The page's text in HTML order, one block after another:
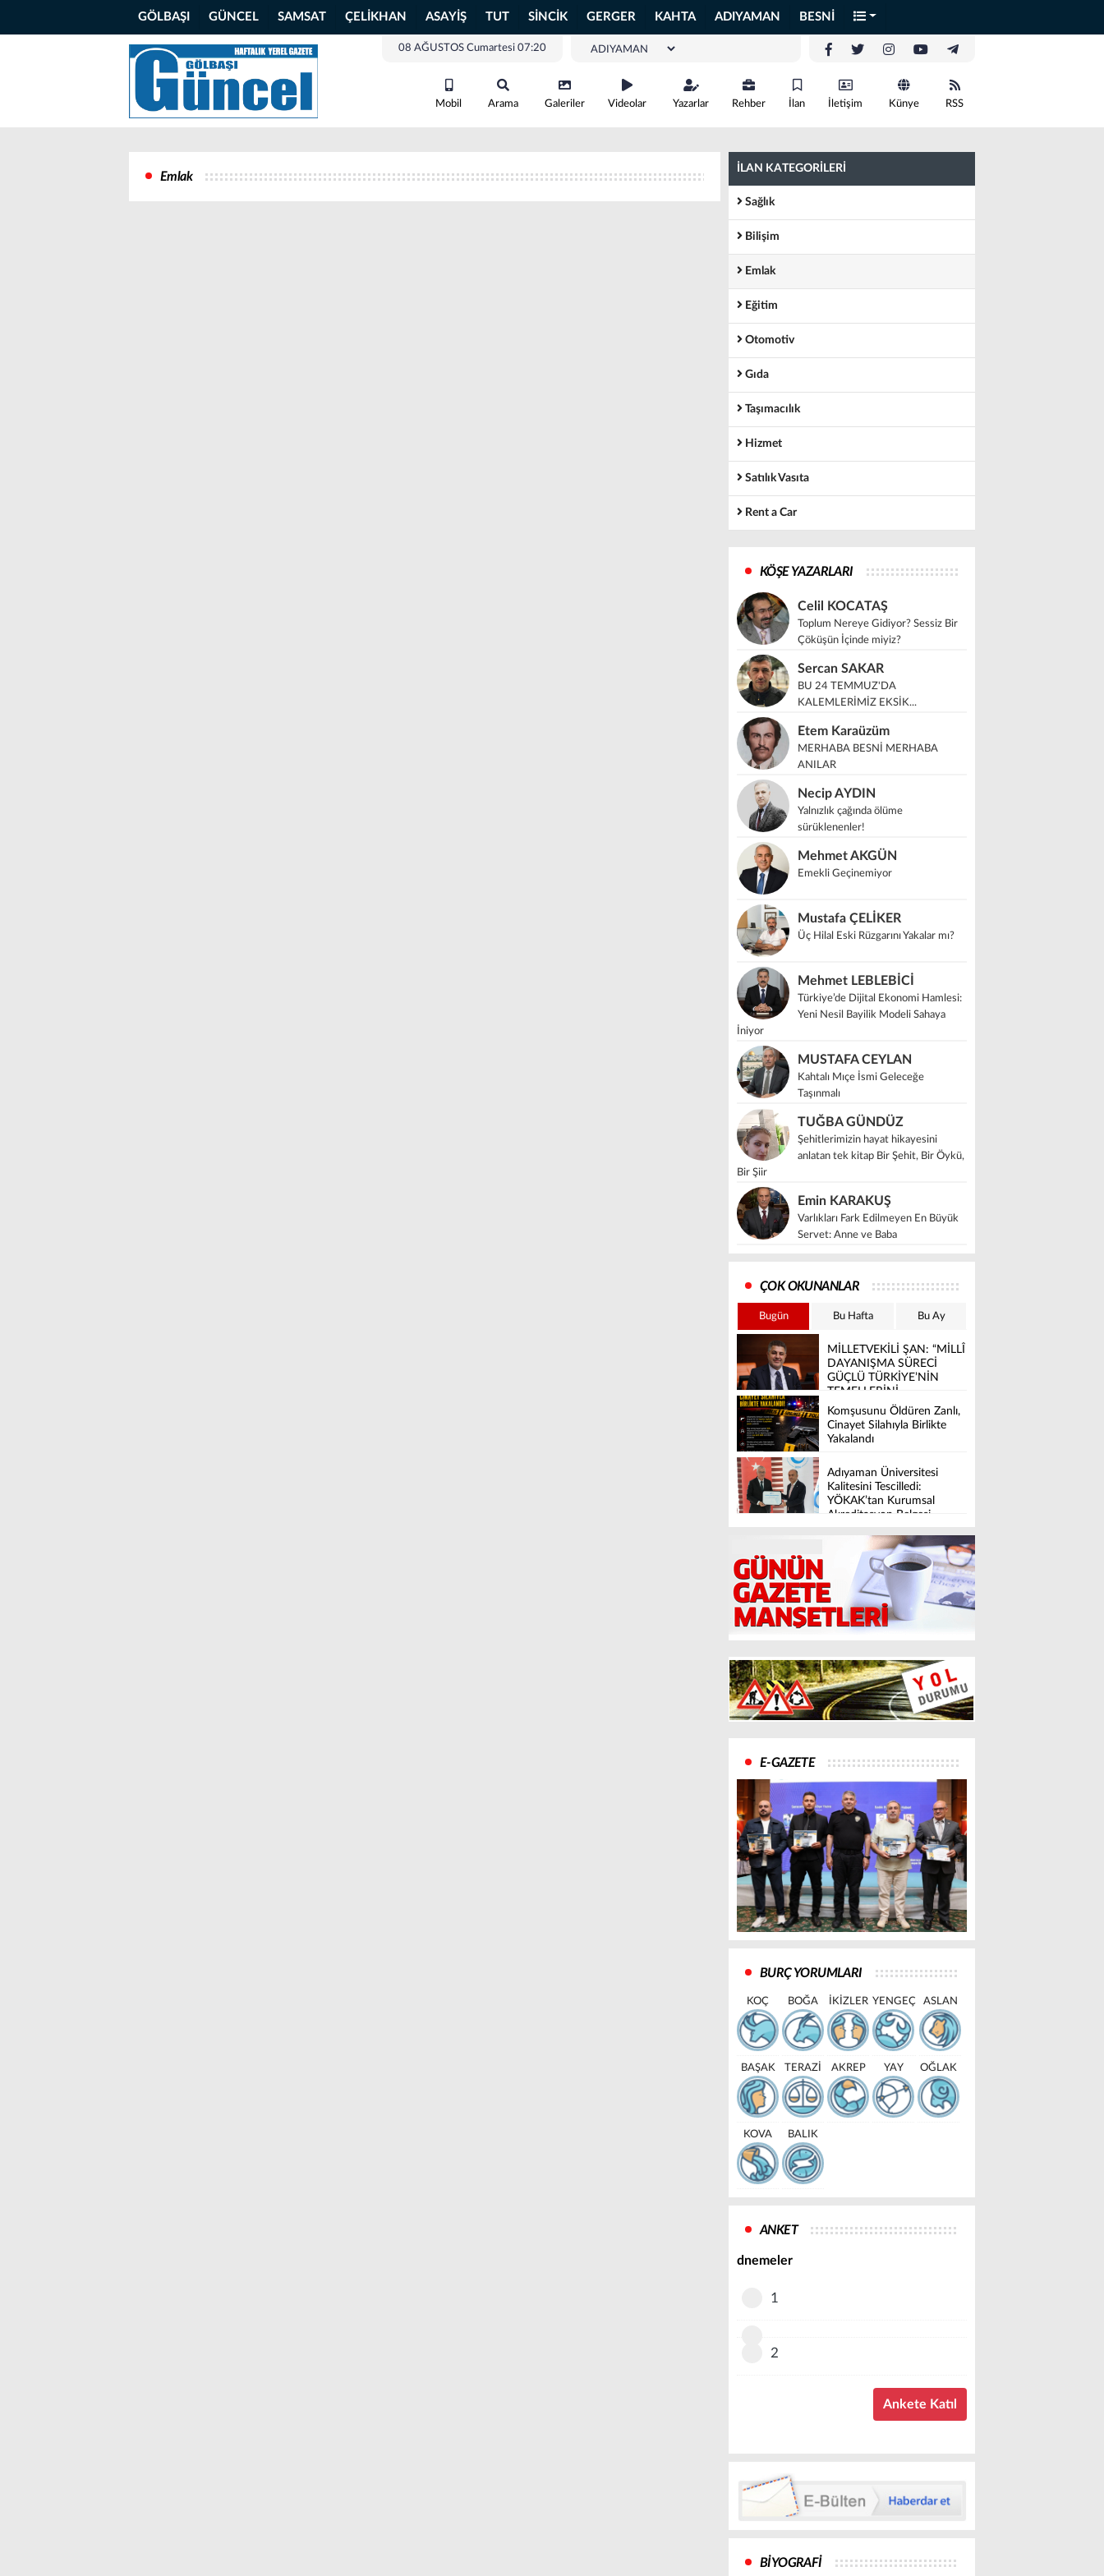
GÖLBAŞI GÜNCEL SAMSAT ÇELİKHAN ASAYİŞ TUT SİNCİK GERGER KAHTA ADIYAMAN BESNİ
08 AĞUSTOS Cumartesi 07:20
Mobil Arama Galeriler Videolar Yazarlar Rehber İlan İletişim Künye RSS
Emlak
İLAN KATEGORİLERİ
Sağlık
Bilişim
Emlak
Eğitim
Otomotiv
Gıda
Taşımacılık
Hizmet
Satılık Vasıta
Rent a Car
KÖŞE YAZARLARI
Celil KOCATAŞ
Toplum Nereye Gidiyor? Sessiz Bir
Çöküşün İçinde miyiz?
Sercan SAKAR
BU 24 TEMMUZ'DA
KALEMLERİMİZ EKSİK...
Etem Karaüzüm
MERHABA BESNİ MERHABA
ANILAR
Necip AYDIN
Yalnızlık çağında ölüme
sürüklenenler!
Mehmet AKGÜN
Emekli Geçinemiyor
Mustafa ÇELİKER
Üç Hilal Eski Rüzgarını Yakalar mı?
Mehmet LEBLEBİCİ
Türkiye’de Dijital Ekonomi Hamlesi:
Yeni Nesil Bayilik Modeli Sahaya
İniyor
MUSTAFA CEYLAN
Kahtalı Mıçe İsmi Geleceğe
Taşınmalı
TUĞBA GÜNDÜZ
Şehitlerimizin hayat hikayesini
anlatan tek kitap Bir Şehit, Bir Öykü,
Bir Şiir
Emin KARAKUŞ
Varlıkları Fark Edilmeyen En Büyük
Servet: Anne ve Baba
ÇOK OKUNANLAR
Bugün Bu Hafta Bu Ay
MİLLETVEKİLİ ŞAN: “MİLLÎ
DAYANIŞMA SÜRECİ
GÜÇLÜ TÜRKİYE’NİN
TEMELLERİNİ
SAĞLAMLAŞTIRACAK”
Komşusunu Öldüren Zanlı,
Cinayet Silahıyla Birlikte
Yakalandı
Adıyaman Üniversitesi
Kalitesini Tescilledi:
YÖKAK’tan Kurumsal
Akreditasyon Belgesi
E-GAZETE
BURÇ YORUMLARI
KOÇ BOĞA İKİZLER YENGEÇ ASLAN
BAŞAK TERAZİ AKREP YAY OĞLAK
KOVA BALIK
ANKET
dnemeler
1
2
BİYOGRAFİ